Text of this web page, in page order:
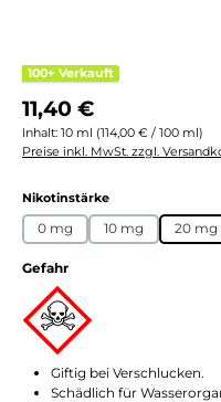
100+ Verkauft
Regulärer Preis:
11,40 €
Inhalt: 10 ml (114,00 € / 100 ml)
Preise inkl. MwSt. zzgl.
Nikotinstärkeauswählen
0 mg 10 mg 20 mg
Gefahr
Giftig bei Verschlucken.
Schädlich für